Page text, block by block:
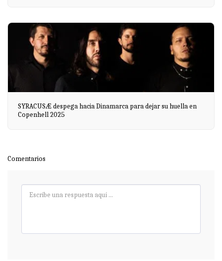
SYRACUSÆ despega hacia Dinamarca para dejar su huella en
Copenhell 2025
Comentarios